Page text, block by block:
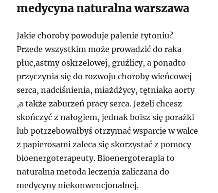
medycyna naturalna warszawa
Jakie choroby powoduje palenie tytoniu?
Przede wszystkim może prowadzić do raka
płuc,astmy oskrzelowej, gruźlicy, a ponadto
przyczynia się do rozwoju choroby wieńcowej
serca, nadciśnienia, miażdżycy, tętniaka aorty
,a także zaburzeń pracy serca. Jeżeli chcesz
skończyć z nałogiem, jednak boisz się porażki
lub potrzebowałbyś otrzymać wsparcie w walce
z papierosami zaleca się skorzystać z pomocy
bioenergoterapeuty. Bioenergoterapia to
naturalna metoda leczenia zaliczana do
medycyny niekonwencjonalnej.